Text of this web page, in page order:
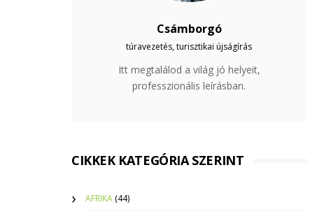
Csámborgó
túravezetés, turisztikai újságírás
Itt megtalálod a világ jó helyeit,
professzionális leírásban.
CIKKEK KATEGÓRIA SZERINT
AFRIKA (44)